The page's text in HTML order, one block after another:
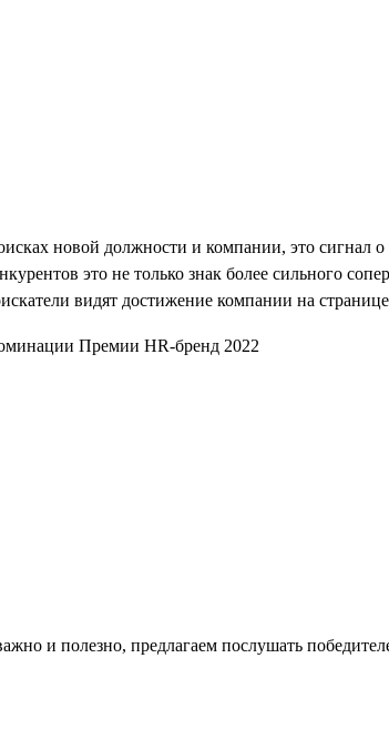
новой должности и компании, это сигнал о
это не только знак более сильного
видят достижение компании на
и полезно, предлагаем послушать